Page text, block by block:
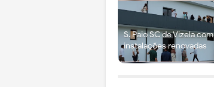
S. Paio SC de Vizela com
instalações renovadas